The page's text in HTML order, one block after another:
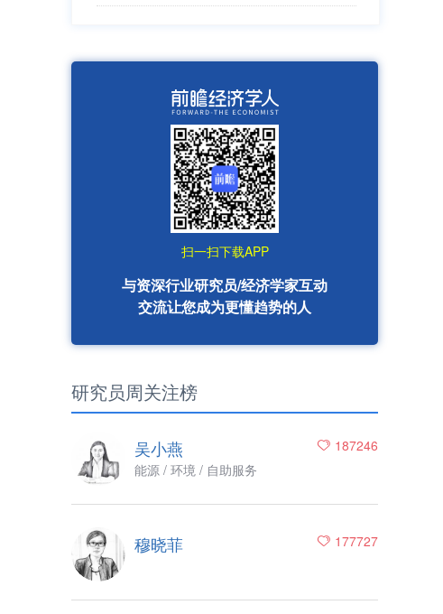
扫一扫下载APP
与资深行业研究员/经济学家互动
交流让您成为更懂趋势的人
研究员周关注榜
187246
吴小燕
能源 / 环境 / 自助服务
177727
穆晓菲